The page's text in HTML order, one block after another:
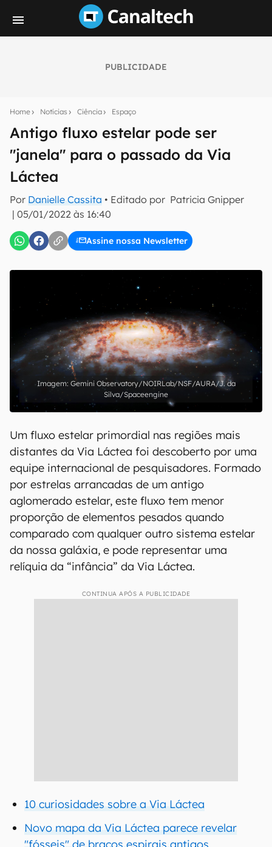
PUBLICIDADE
Home Notícias Ciência Espaço
Antigo fluxo estelar pode ser
"janela" para o passado da Via
Láctea
Por Danielle Cassita • Editado por Patricia Gnipper
| 05/01/2022 às 16:40
Assine nossa Newsletter
notícias e reviews sobre tecnologia em primeira
mão.
E-mail
inscreva-se
Confirmo que li, aceito e concordo com os Termos de
Uso e Política de Privacidade do Canaltech.
Gemini Observatory/NOIRLab/NSF/AURA/J. da
Silva/Spaceengine
Um fluxo estelar primordial nas regiões mais
distantes da Via Láctea foi descoberto por uma
equipe internacional de pesquisadores. Formado
por estrelas arrancadas de um antigo
aglomerado estelar, este fluxo tem menor
proporção de elementos pesados quando
comparado com qualquer outro sistema estelar
da nossa galáxia, e pode representar uma
relíquia da “infância” da Via Láctea.
CONTINUA APÓS A PUBLICIDADE
10 curiosidades sobre a Via Láctea
Novo mapa da Via Láctea parece revelar